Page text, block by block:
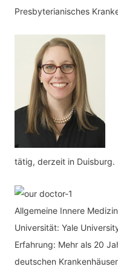
Presbyterianisches
tätig, derzeit in Duisburg.
Allgemeine Innere
Universität: Yale
Erfahrung: Mehr als 20
deutschen